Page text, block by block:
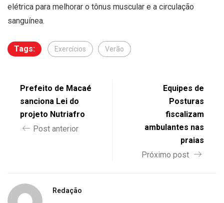
elétrica para melhorar o tônus muscular e a circulação
sanguínea.
Tags: Exercícios Verão
Prefeito de Macaé
sanciona Lei do
projeto Nutriafro
Post anterior
Equipes de
Posturas
fiscalizam
ambulantes nas
praias
Próximo post
Redação